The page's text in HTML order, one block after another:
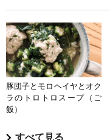
豚団子とモロヘイヤとオク
ラのトロトロスープ（ご
飯）
すべて見る